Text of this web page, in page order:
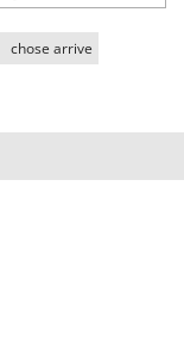
chose arrive